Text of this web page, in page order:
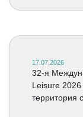
17.07.2026
32-я
Leisure
территория